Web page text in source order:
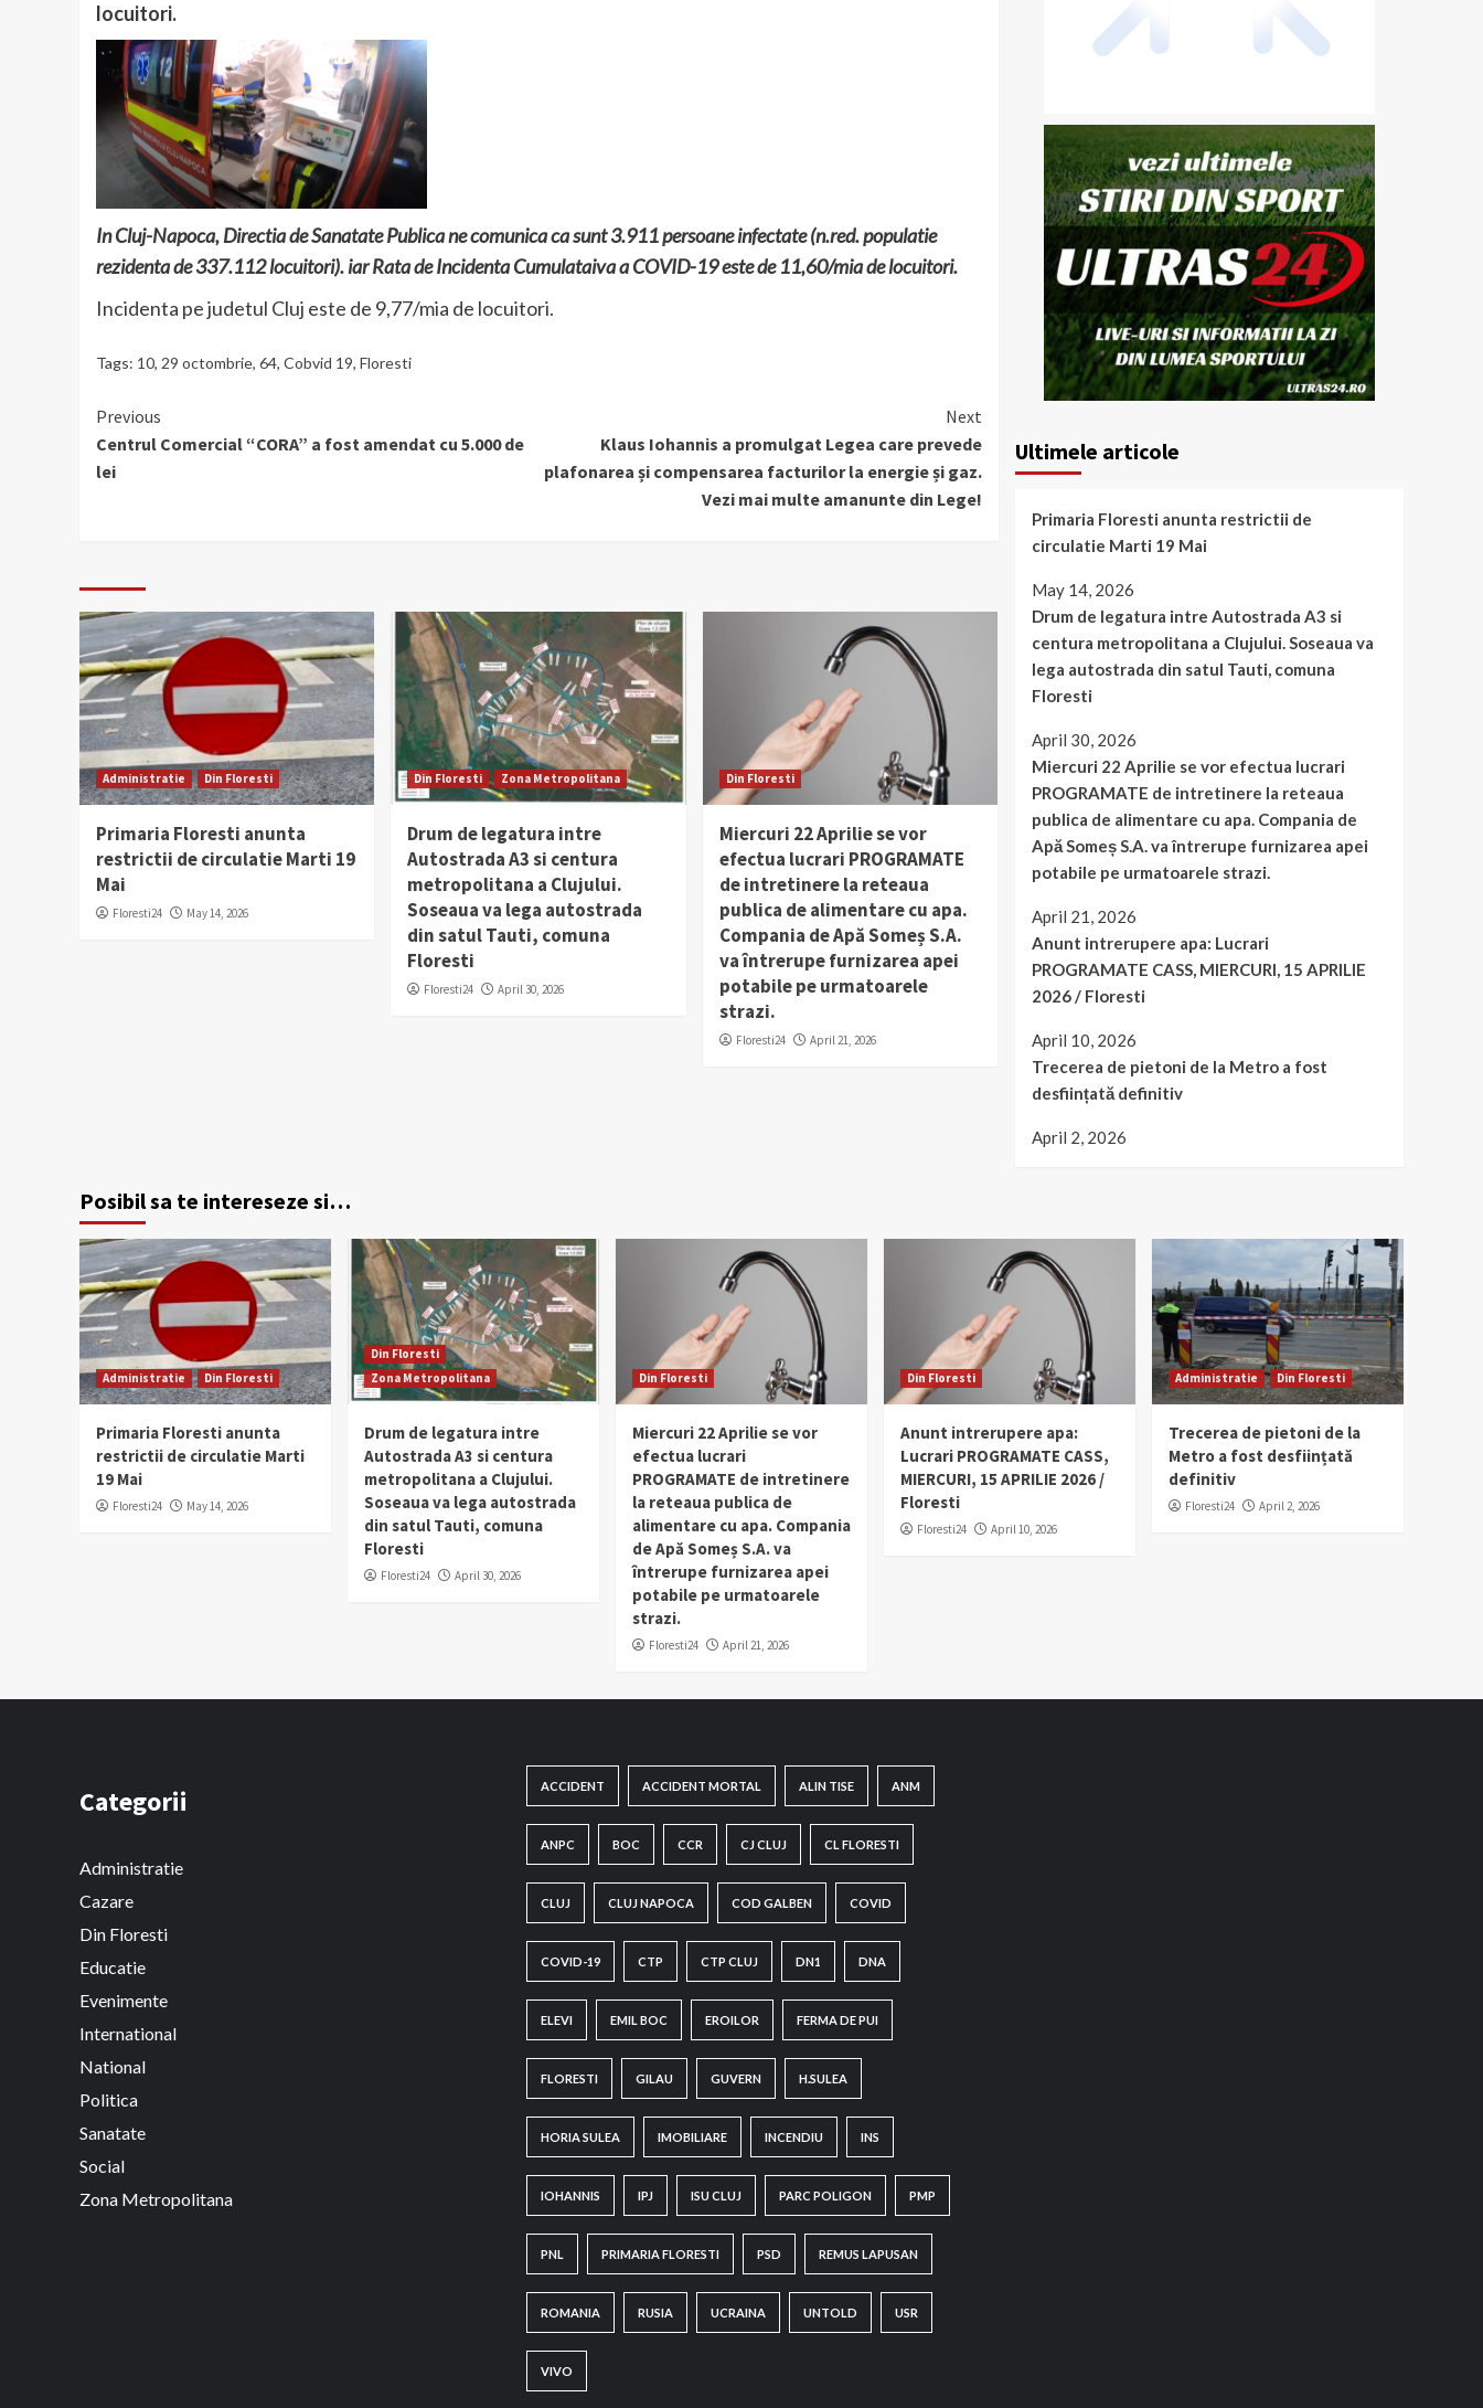
locuitori.
In Cluj-Napoca, Directia de Sanatate Publica ne comunica ca sunt 3.911 persoane infectate (n.red. populatie
rezidenta de 337.112 locuitori). iar Rata de Incidenta Cumulataiva a COVID-19 este de 11,60/mia de locuitori.
Incidenta pe judetul Cluj este de 9,77/mia de locuitori.
Tags: 10, 29 octombrie, 64, Cobvid 19, Floresti
Continue
Reading
Previous
Centrul Comercial “CORA” a fost amendat cu 5.000 de
lei
Next
Klaus Iohannis a promulgat Legea care prevede
plafonarea și compensarea facturilor la energie și gaz.
Vezi mai multe amanunte din Lege!
Administratie Din Floresti
Primaria Floresti anunta
restrictii de circulatie Marti 19
Mai
Floresti24 May 14, 2026
Din Floresti Zona Metropolitana
Drum de legatura intre
Autostrada A3 si centura
metropolitana a Clujului.
Soseaua va lega autostrada
din satul Tauti, comuna
Floresti
Floresti24 April 30, 2026
Din Floresti
Miercuri 22 Aprilie se vor
efectua lucrari PROGRAMATE
de intretinere la reteaua
publica de alimentare cu apa.
Compania de Apă Someș S.A.
va întrerupe furnizarea apei
potabile pe urmatoarele
strazi.
Floresti24 April 21, 2026
Ultimele articole
Primaria Floresti anunta restrictii de
circulatie Marti 19 Mai
May 14, 2026
Drum de legatura intre Autostrada A3 si
centura metropolitana a Clujului. Soseaua va
lega autostrada din satul Tauti, comuna
Floresti
April 30, 2026
Miercuri 22 Aprilie se vor efectua lucrari
PROGRAMATE de intretinere la reteaua
publica de alimentare cu apa. Compania de
Apă Someș S.A. va întrerupe furnizarea apei
potabile pe urmatoarele strazi.
April 21, 2026
Anunt intrerupere apa: Lucrari
PROGRAMATE CASS, MIERCURI, 15 APRILIE
2026 / Floresti
April 10, 2026
Trecerea de pietoni de la Metro a fost
desființată definitiv
April 2, 2026
Posibil sa te intereseze si…
Administratie Din Floresti
Primaria Floresti anunta
restrictii de circulatie Marti
19 Mai
Floresti24 May 14, 2026
Din Floresti
Zona Metropolitana
Drum de legatura intre
Autostrada A3 si centura
metropolitana a Clujului.
Soseaua va lega autostrada
din satul Tauti, comuna
Floresti
Floresti24 April 30, 2026
Din Floresti
Miercuri 22 Aprilie se vor
efectua lucrari
PROGRAMATE de intretinere
la reteaua publica de
alimentare cu apa. Compania
de Apă Someș S.A. va
întrerupe furnizarea apei
potabile pe urmatoarele
strazi.
Floresti24 April 21, 2026
Din Floresti
Anunt intrerupere apa:
Lucrari PROGRAMATE CASS,
MIERCURI, 15 APRILIE 2026 /
Floresti
Floresti24 April 10, 2026
Administratie Din Floresti
Trecerea de pietoni de la
Metro a fost desființată
definitiv
Floresti24 April 2, 2026
Categorii
Administratie
Cazare
Din Floresti
Educatie
Evenimente
International
National
Politica
Sanatate
Social
Zona Metropolitana
ACCIDENT ACCIDENT MORTAL ALIN TISE ANM
ANPC BOC CCR CJ CLUJ CL FLORESTI
CLUJ CLUJ NAPOCA COD GALBEN COVID
COVID-19 CTP CTP CLUJ DN1 DNA
ELEVI EMIL BOC EROILOR FERMA DE PUI
FLORESTI GILAU GUVERN H.SULEA
HORIA SULEA IMOBILIARE INCENDIU INS
IOHANNIS IPJ ISU CLUJ PARC POLIGON PMP
PNL PRIMARIA FLORESTI PSD REMUS LAPUSAN
ROMANIA RUSIA UCRAINA UNTOLD USR
VIVO